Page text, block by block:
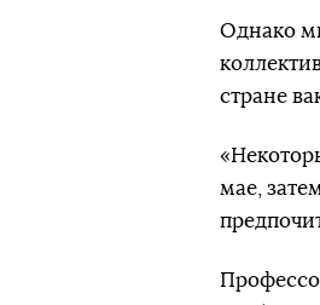
Однако
стране
мае,